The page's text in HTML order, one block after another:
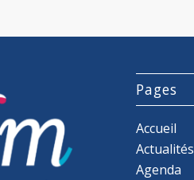
Pages
Accueil
Actualités
Agenda